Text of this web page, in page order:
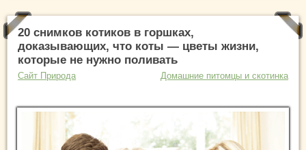
20 снимков котиков в горшках,
доказывающих, что коты — цветы жизни,
которые не нужно поливать
Сайт Природа Домашние питомцы и скотинка